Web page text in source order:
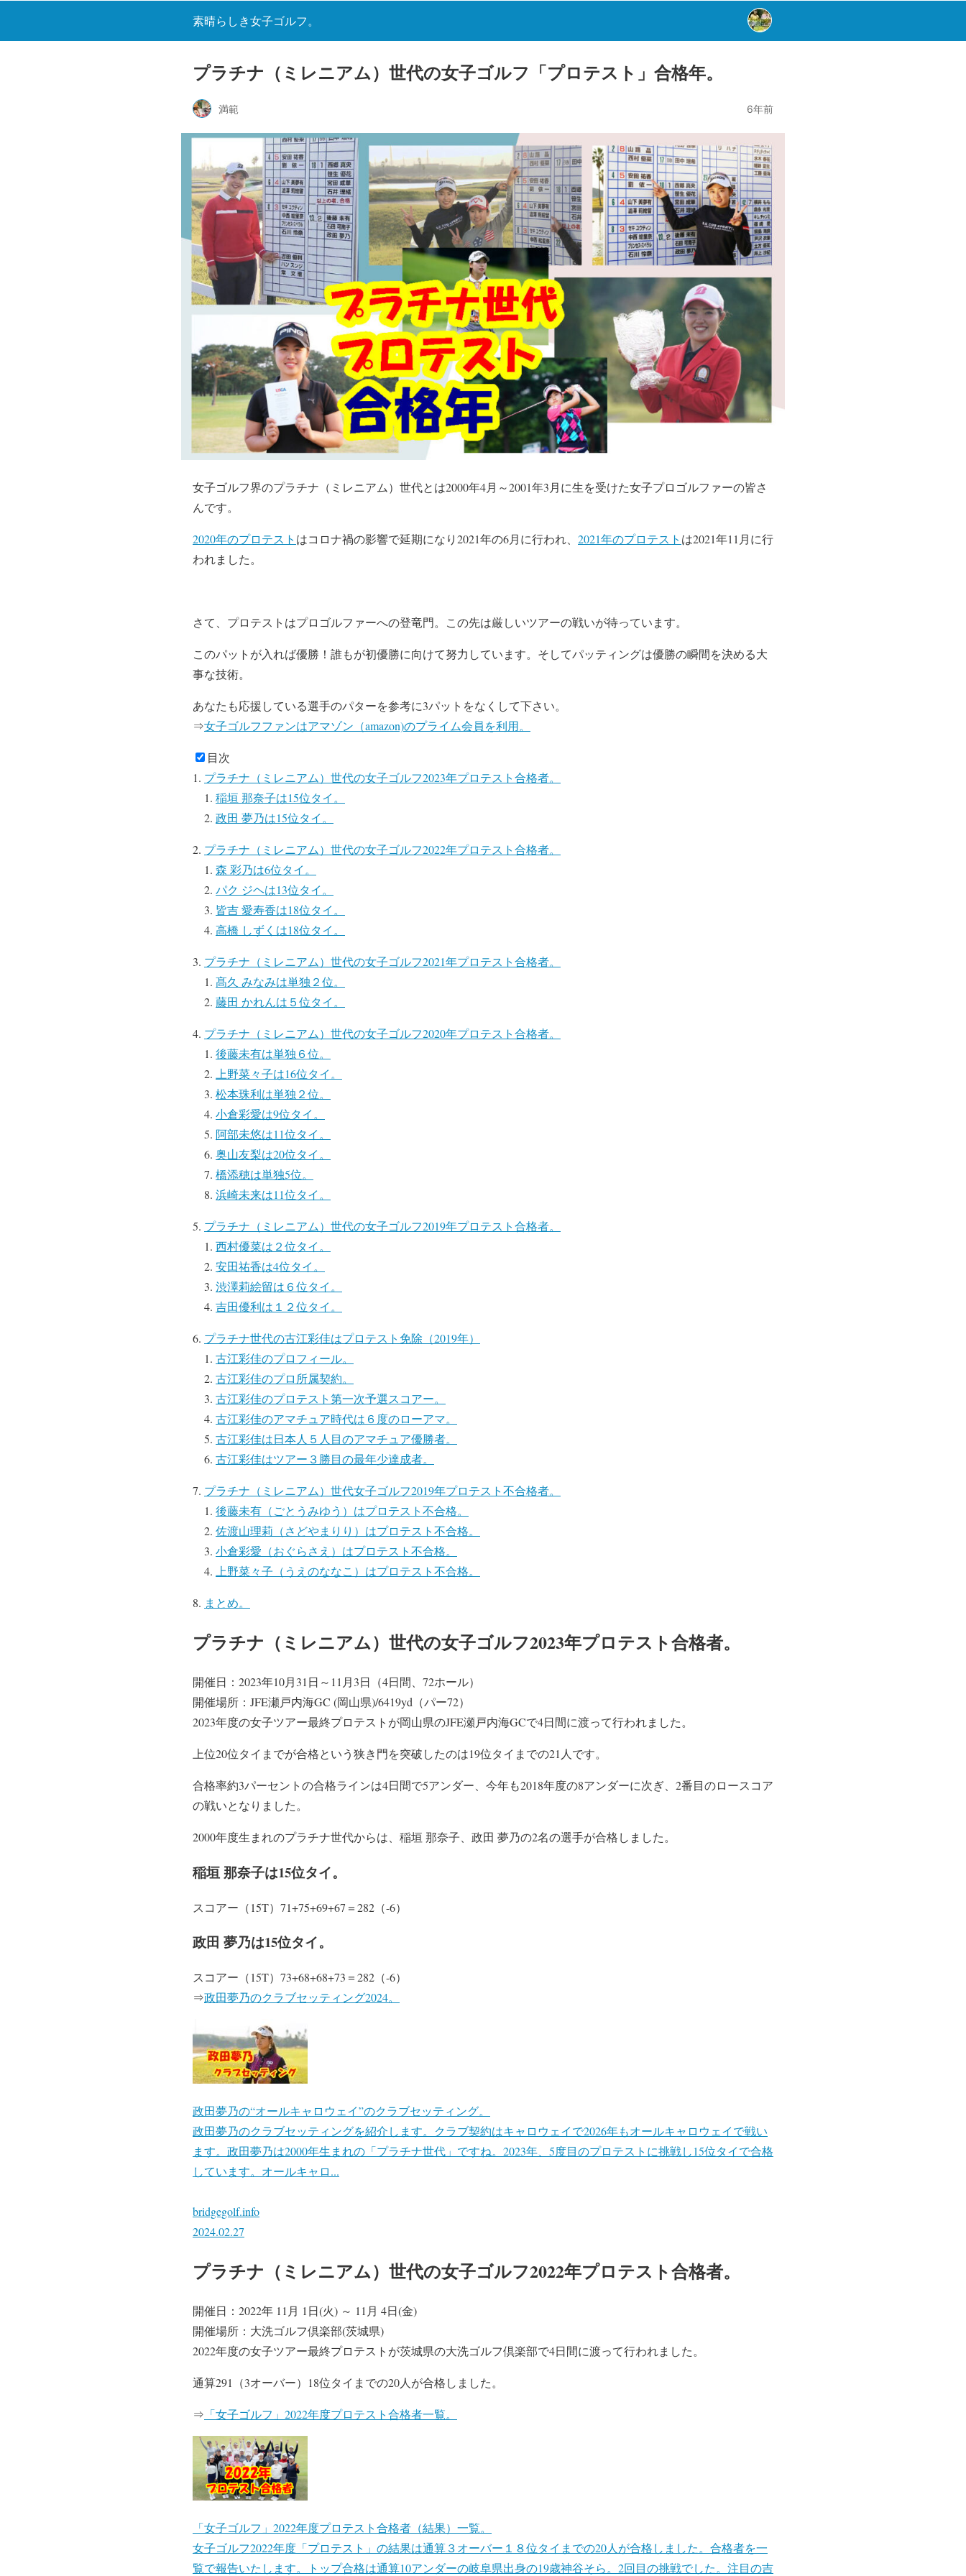
素晴らしき女子ゴルフ。
プラチナ（ミレニアム）世代の女子ゴルフ「プロテスト」合格年。
満範 6年前
女子ゴルフ界のプラチナ（ミレニアム）世代とは2000年4月～2001年3月に生を受けた女子プロゴルファーの皆さ
んです。
2020年のプロテスト はコロナ禍の影響で延期になり2021年の6月に行われ、 2021年のプロテスト は2021年11月に行
われました。
さて、プロテストはプロゴルファーへの登竜門。この先は厳しいツアーの戦いが待っています。
このパットが入れば優勝！誰もが初優勝に向けて努力しています。そしてパッティングは優勝の瞬間を決める大
事な技術。
あなたも応援している選手のパターを参考に3パットをなくして下さい。
⇒女子ゴルフファンはアマゾン（amazon)のプライム会員を利用。
目次
プラチナ（ミレニアム）世代の女子ゴルフ2023年プロテスト合格者。
稲垣 那奈子は15位タイ。
政田 夢乃は15位タイ。
プラチナ（ミレニアム）世代の女子ゴルフ2022年プロテスト合格者。
森 彩乃は6位タイ。
パク ジヘは13位タイ。
皆吉 愛寿香は18位タイ。
高橋 しずくは18位タイ。
プラチナ（ミレニアム）世代の女子ゴルフ2021年プロテスト合格者。
髙久 みなみは単独２位。
藤田 かれんは５位タイ。
プラチナ（ミレニアム）世代の女子ゴルフ2020年プロテスト合格者。
後藤未有は単独６位。
上野菜々子は16位タイ。
松本珠利は単独２位。
小倉彩愛は9位タイ。
阿部未悠は11位タイ。
奥山友梨は20位タイ。
橋添穂は単独5位。
浜崎未来は11位タイ。
プラチナ（ミレニアム）世代の女子ゴルフ2019年プロテスト合格者。
西村優菜は２位タイ。
安田祐香は4位タイ。
渋澤莉絵留は６位タイ。
吉田優利は１２位タイ。
プラチナ世代の古江彩佳はプロテスト免除（2019年）
古江彩佳のプロフィール。
古江彩佳のプロ所属契約。
古江彩佳のプロテスト第一次予選スコアー。
古江彩佳のアマチュア時代は６度のローアマ。
古江彩佳は日本人５人目のアマチュア優勝者。
古江彩佳はツアー３勝目の最年少達成者。
プラチナ（ミレニアム）世代女子ゴルフ2019年プロテスト不合格者。
後藤未有（ごとうみゆう）はプロテスト不合格。
佐渡山理莉（さどやまりり）はプロテスト不合格。
小倉彩愛（おぐらさえ）はプロテスト不合格。
上野菜々子（うえのななこ）はプロテスト不合格。
まとめ。
プラチナ（ミレニアム）世代の女子ゴルフ2023年プロテスト合格者。
開催日：2023年10月31日～11月3日（4日間、72ホール）
開催場所：JFE瀬戸内海GC (岡山県)/6419yd（パー72）
2023年度の女子ツアー最終プロテストが岡山県のJFE瀬戸内海GCで4日間に渡って行われました。
上位20位タイまでが合格という狭き門を突破したのは19位タイまでの21人です。
合格率約3パーセントの合格ラインは4日間で5アンダー、今年も2018年度の8アンダーに次ぎ、2番目のロースコア
の戦いとなりました。
2000年度生まれのプラチナ世代からは、稲垣 那奈子、政田 夢乃の2名の選手が合格しました。
稲垣 那奈子は15位タイ。
スコアー（15T）71+75+69+67＝282（-6）
政田 夢乃は15位タイ。
スコアー（15T）73+68+68+73＝282（-6）
⇒政田夢乃のクラブセッティング2024。
政田夢乃の“オールキャロウェイ”のクラブセッティング。
政田夢乃のクラブセッティングを紹介します。クラブ契約はキャロウェイで2026年もオールキャロウェイで戦い
ます。政田夢乃は2000年生まれの「プラチナ世代」ですね。2023年、5度目のプロテストに挑戦し15位タイで合格
しています。オールキャロ...
bridgegolf.info
2024.02.27
プラチナ（ミレニアム）世代の女子ゴルフ2022年プロテスト合格者。
開催日：2022年 11月 1日(火) ～ 11月 4日(金)
開催場所：大洗ゴルフ倶楽部(茨城県)
2022年度の女子ツアー最終プロテストが茨城県の大洗ゴルフ倶楽部で4日間に渡って行われました。
通算291（3オーバー）18位タイまでの20人が合格しました。
⇒ 「女子ゴルフ」2022年度プロテスト合格者一覧。
「女子ゴルフ」2022年度プロテスト合格者（結果）一覧。
女子ゴルフ2022年度「プロテスト」の結果は通算３オーバー１８位タイまでの20人が合格しました。合格者を一
覧で報告いたします。トップ合格は通算10アンダーの岐阜県出身の19歳神谷そら。2回目の挑戦でした。注目の吉